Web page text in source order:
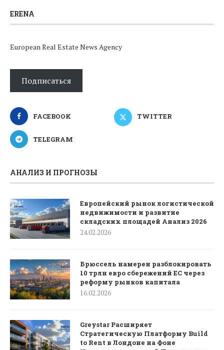
ERENA
European Real Estate News Agency
Подписаться
FACEBOOK TWITTER
TELEGRAM
АНАЛИЗ И ПРОГНОЗЫ
Европейский рынок логистической
недвижимости и развитие
складских площадей Анализ 2026
24.02.2026
Брюссель намерен разблокировать
10 трлн евро сбережений ЕС через
реформу рынков капитала
16.02.2026
Greystar Расширяет
Стратегическую Платформу Build
to Rent в Лондоне на Фоне